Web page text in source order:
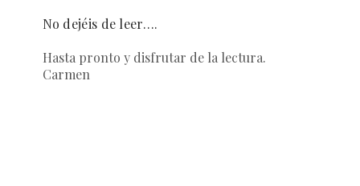
No dejéis de leer….
Hasta pronto y disfrutar de la lectura.
Carmen